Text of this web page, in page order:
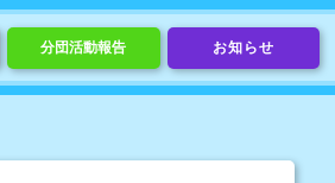
分団活動報告 お知らせ